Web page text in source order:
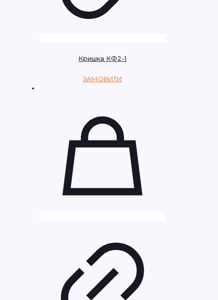
Кришка КФ2-1
ЗАМОВИТИ